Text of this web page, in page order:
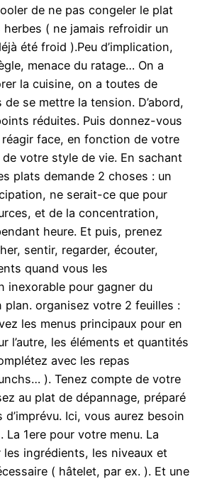
de ne pas congeler le plat
( ne jamais refroidir un
été froid ).Peu d’implication,
menace du ratage… On a
la cuisine, on a toutes de
se mettre la tension. D’abord,
réduites. Puis donnez-vous
réagir face, en fonction de votre
votre style de vie. En sachant
plats demande 2 choses : un
ne serait-ce que pour
et de la concentration,
heure. Et puis, prenez
sentir, regarder, écouter,
quand vous les
inexorable pour gagner du
plan. organisez votre 2 feuilles :
les menus principaux pour en
l’autre, les éléments et quantités
avec les repas
). Tenez compte de votre
au plat de dépannage, préparé
Ici, vous aurez besoin
La 1ere pour votre menu. La
les ingrédients, les niveaux et
( hâtelet, par ex. ). Et une